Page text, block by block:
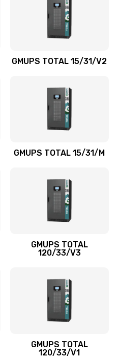
GMUPS TOTAL 15/31/V2
GMUPS TOTAL 15/31/M
GMUPS TOTAL
120/33/V3
GMUPS TOTAL
120/33/V1